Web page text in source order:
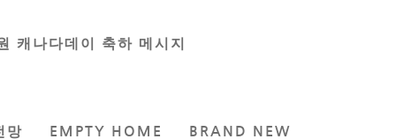
캐나다데이 축하 메시지
망 EMPTY HOME BRAND NEW